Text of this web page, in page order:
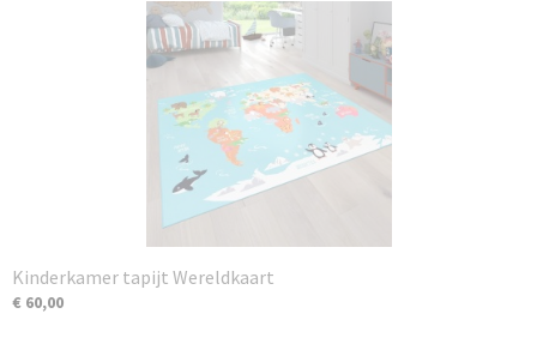
Kinderkamer tapijt Wereldkaart
€ 60,00